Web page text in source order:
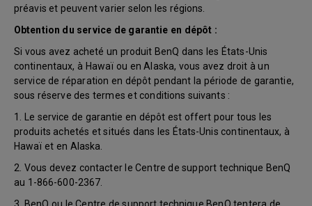
préavis et peuvent varier selon les régions.
Obtention du service de garantie en dépôt :
Si vous avez acheté un produit BenQ dans les États-Unis
continentaux, à Hawaï ou en Alaska, vous avez droit à un
service de réparation en dépôt pendant la période de garantie,
sous réserve des termes et conditions suivants :
1. Le service de garantie en dépôt est offert pour tous les
produits achetés et situés dans les États-Unis continentaux, à
Hawaï et en Alaska.
2. Vous devez contacter le Centre de support technique BenQ
au 1-866-600-2367.